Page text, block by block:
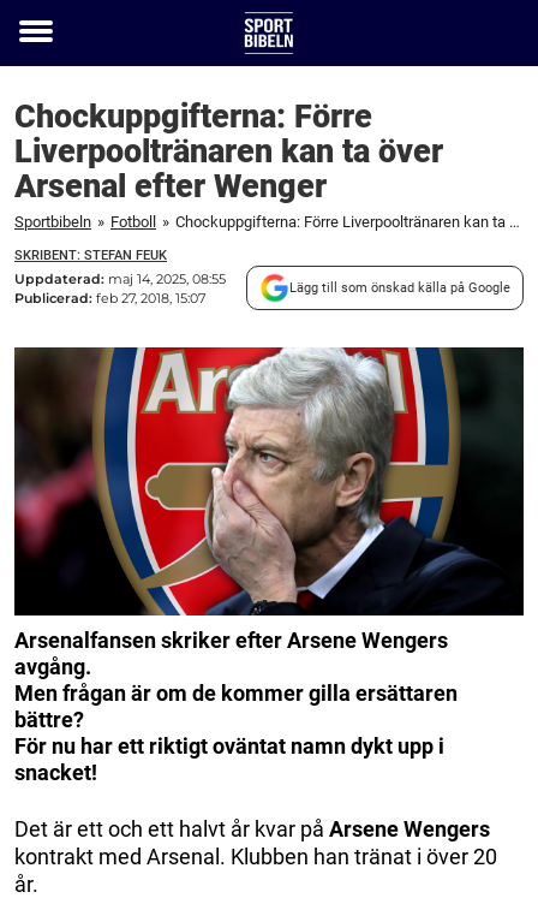
Toggle
Chockuppgifterna: Förre
Liverpooltränaren kan ta över
Arsenal efter Wenger
Sportbibeln » Fotboll » Chockuppgifterna: Förre Liverpooltränaren kan ta över Arsenal efter Wenger
SKRIBENT: STEFAN FEUK
Uppdaterad: maj 14, 2025, 08:55
Publicerad: feb 27, 2018, 15:07
Lägg till som önskad källa på Google
Arsenalfansen skriker efter Arsene Wengers
avgång.
Men frågan är om de kommer gilla ersättaren
bättre?
För nu har ett riktigt oväntat namn dykt upp i
snacket!
Det är ett och ett halvt år kvar på Arsene Wengers
kontrakt med Arsenal. Klubben han tränat i över 20
år.